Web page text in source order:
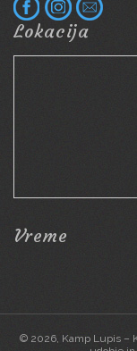
Lokacija
Vreme
© 2026, Kamp Lupis –